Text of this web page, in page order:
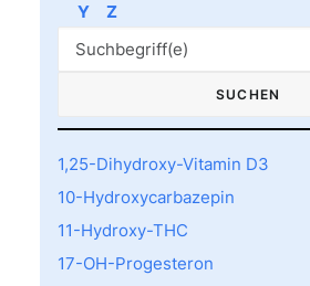
Y
Z
1,25-Dihydroxy-Vitamin D3
10-Hydroxycarbazepin
11-Hydroxy-THC
17-OH-Progesteron